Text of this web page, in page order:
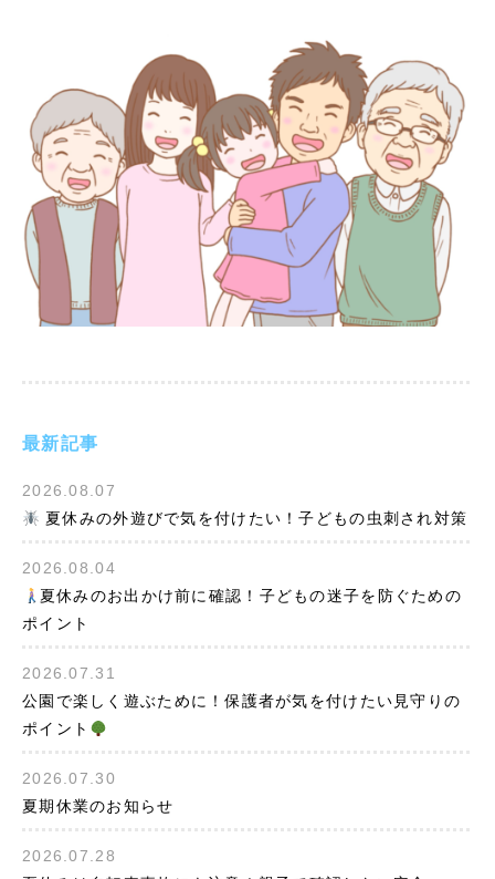
最新記事
2026.08.07
夏休みの外遊びで気を付けたい！子どもの虫刺され対策
2026.08.04
夏休みのお出かけ前に確認！子どもの迷子を防ぐための
ポイント
2026.07.31
公園で楽しく遊ぶために！保護者が気を付けたい見守りの
ポイント
2026.07.30
夏期休業のお知らせ
2026.07.28